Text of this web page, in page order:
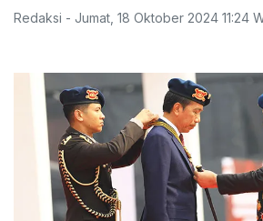
Redaksi - Jumat 18 Oktober 2024 11:24